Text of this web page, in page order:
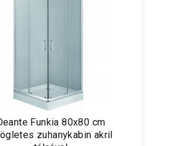
Funkia 80x80 cm
zuhanykabin akril